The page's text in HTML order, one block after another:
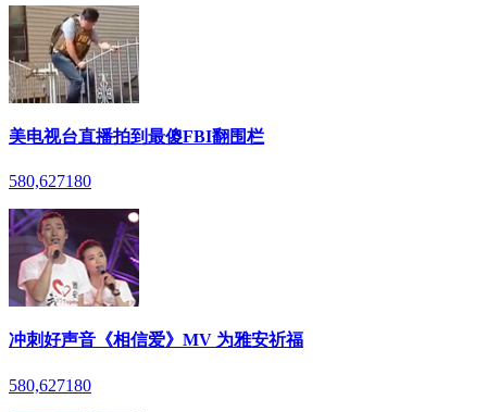
美电视台直播拍到最傻FBI翻围栏
580,627180
冲刺好声音《相信爱》MV 为雅安祈福
580,627180